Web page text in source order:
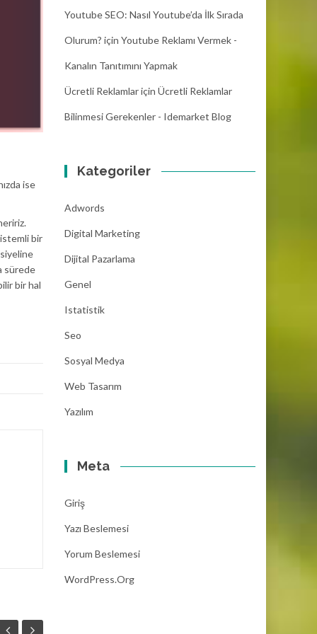
ise
bir
sürede
bir hal
Youtube SEO: Nasıl Youtube’da İlk Sırada
Olurum? için Youtube Reklamı Vermek -
Kanalın Tanıtımını Yapmak
Ücretli Reklamlariçin Ücretli Reklamlar
Bilinmesi Gerekenler - Idemarket Blog
Kategoriler
Adwords
Digital Marketing
Dijital Pazarlama
Genel
Istatistik
Seo
Sosyal Medya
Web Tasarım
Yazılım
Meta
Giriş
Yazı Beslemesi
Yorum Beslemesi
WordPress.org